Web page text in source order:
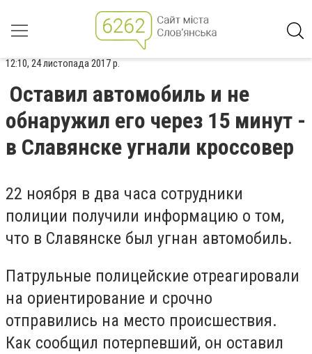
12:10, 24 листопада 2017 р.
Оставил автомобиль и не
обнаружил его через 15 минут -
в Славянске угнали кроссовер
22 ноября в два часа сотрудники
полиции получили информацию о том,
что в Славянске был угнан автомобиль.
Патрульные полицейские отреагировали
на ориентирование и срочно
отправились на место происшествия.
Как сообщил потерпевший, он оставил